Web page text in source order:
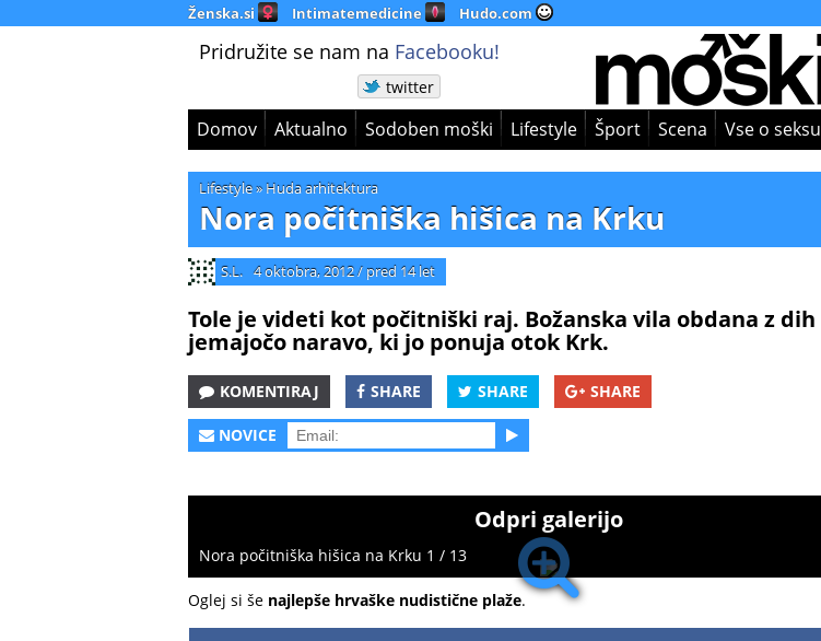
Ženska.si Intimatemedicine Hudo.com
Pridružite se nam na Facebooku!
twitter
Domov Aktualno Sodoben moški Lifestyle Šport Scena Vse o seksu
Lifestyle» Huda arhitektura
Nora počitniška hišica na Krku
S.L. 4 oktobra, 2012/ pred 14 let
Tole je videti kot počitniški raj. Božanska vila obdana z dih
jemajočo naravo, ki jo ponuja otok Krk.
KOMENTIRAJ SHARE SHARE SHARE
NOVICE
Odpri galerijo
Nora počitniška hišica na Krku 1 / 13
Oglej si še najlepše hrvaške nudistične plaže.